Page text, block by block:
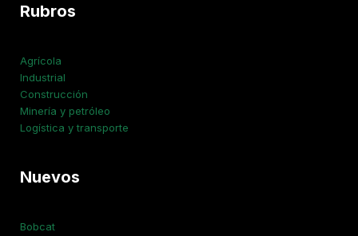
Rubros
Agrícola
Industrial
Construcción
Minería y petróleo
Logística y transporte
Nuevos
Bobcat